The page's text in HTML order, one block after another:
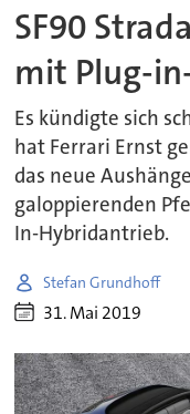
SF90
mit Plug-
Es kündigte sich
hat Ferrari Ernst
das neue
galoppierenden
In-Hybridantrieb.
Stefan Grundhoff
31. Mai 2019